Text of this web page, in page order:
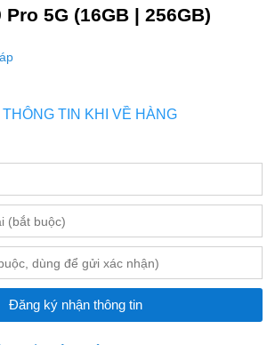
Pro 5G (16GB | 256GB)
TIN KHI VỀ HÀNG